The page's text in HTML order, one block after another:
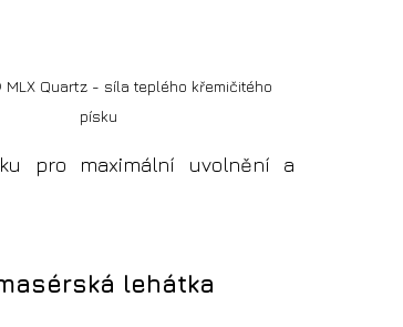
MLX Quartz - síla teplého křemičitého
písku
pro maximální uvolnění a
lehátka